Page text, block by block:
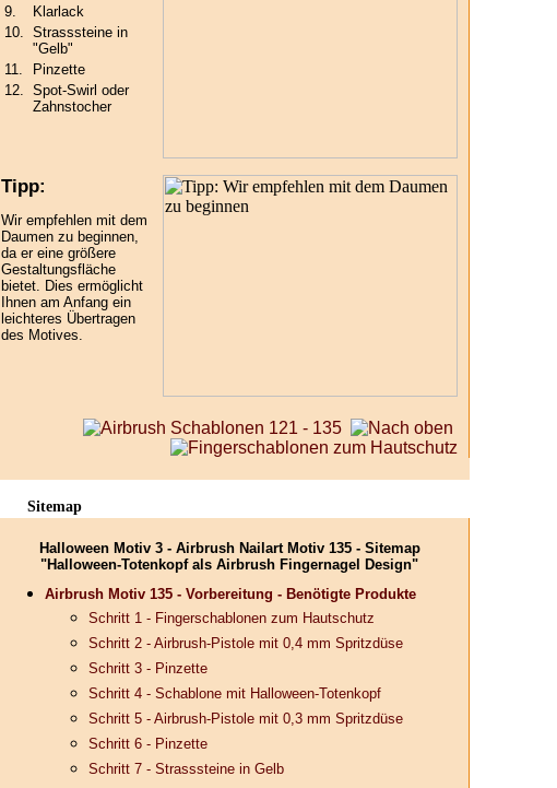
9.
Klarlack
10. Strasssteine in
"Gelb"
11.
Pinzette
12. Spot-Swirl oder
Zahnstocher
Tipp:
Wir empfehlen mit dem
Daumen zu beginnen,
da er eine größere
Gestaltungsfläche
bietet. Dies ermöglicht
Ihnen am Anfang ein
leichteres Übertragen
des Motives.
Sitemap
Halloween Motiv 3 - Airbrush Nailart Motiv 135 - Sitemap
"Halloween-Totenkopf als Airbrush Fingernagel Design"
Airbrush Motiv 135 - Vorbereitung - Benötigte Produkte
Schritt 1 - Fingerschablonen zum Hautschutz
Schritt 2 - Airbrush-Pistole mit 0,4 mm Spritzdüse
Schritt 3 - Pinzette
Schritt 4 - Schablone mit Halloween-Totenkopf
Schritt 5 - Airbrush-Pistole mit 0,3 mm Spritzdüse
Schritt 6 - Pinzette
Schritt 7 - Strasssteine in Gelb